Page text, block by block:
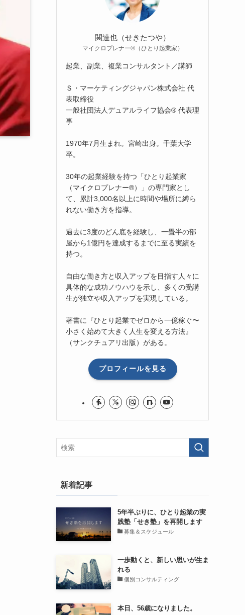
関達也（せきたつや）
マイクロプレナー®（ひとり起業家）
起業、副業、複業コンサルタント／講師
Ｓ・マーケティングジャパン株式会社 代
表取締役
一般社団法人デュアルライフ協会® 代表理
事
1970年7月生まれ。宮崎出身。千葉大学
卒。
30年の起業経験を持つ「ひとり起業家
（マイクロプレナー®）」の専門家とし
て、累計3,000名以上に時間や場所に縛ら
れない働き方を指導。
過去に3度のどん底を経験し、一畳半の部
屋から1億円を達成するまでに至る実績を
持つ。
自由な働き方と収入アップを目指す人々に
具体的な成功ノウハウを示し、多くの受講
生が独立や収入アップを実現している。
著書に『ひとり起業でゼロから一億稼ぐ〜
小さく始めて大きく人生を変える方法』
（サンクチュアリ出版）がある。
プロフィールを見る
新着記事
5年半ぶりに、ひとり起業の実
践塾「せき塾」を再開します
募集＆スケジュール
一歩動くと、新しい思いが生ま
れる
個別コンサルティング
本日、56歳になりました。